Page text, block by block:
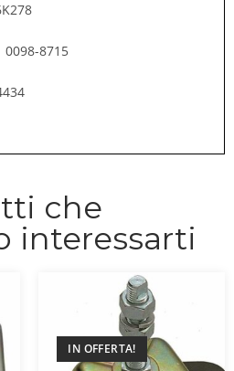
8715
che
interessarti
IN OFFERTA!